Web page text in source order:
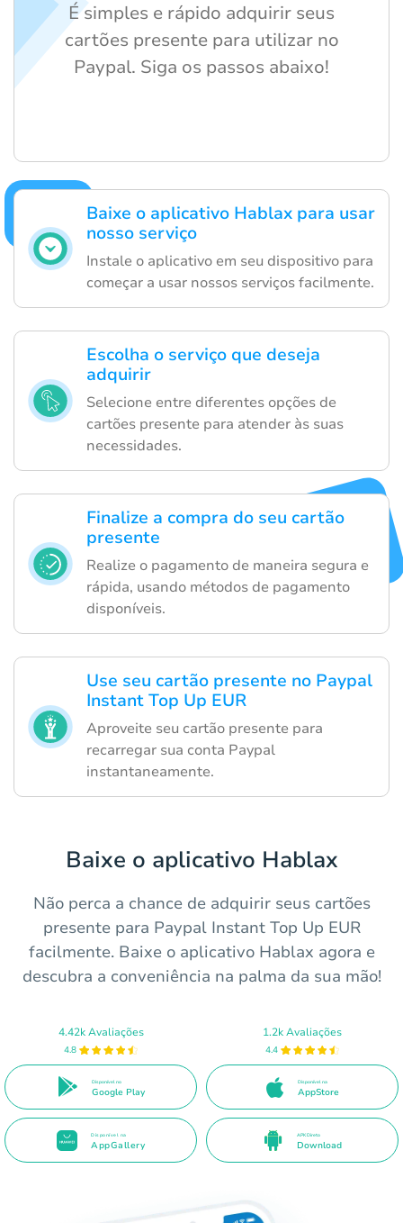
Baixe o aplicativo Hablax para usar
nosso serviço
Instale o aplicativo em seu dispositivo para
começar a usar nossos serviços facilmente.
Escolha o serviço que deseja
adquirir
Selecione entre diferentes opções de
cartões presente para atender às suas
necessidades.
Finalize a compra do seu cartão
presente
Realize o pagamento de maneira segura e
rápida, usando métodos de pagamento
disponíveis.
Use seu cartão presente no Paypal
Instant Top Up EUR
Aproveite seu cartão presente para
recarregar sua conta Paypal
instantaneamente.
É simples e rápido adquirir seus
cartões presente para utilizar no
Paypal. Siga os passos abaixo!
Baixe o aplicativo Hablax
Não perca a chance de adquirir seus cartões
presente para Paypal Instant Top Up EUR
facilmente. Baixe o aplicativo Hablax agora e
descubra a conveniência na palma da sua mão!
4.42k Avaliações
4.8
Disponível no
Google Play
1.2k Avaliações
4.4
Disponível na
AppStore
Disponível na
AppGallery
APK Direto
Download